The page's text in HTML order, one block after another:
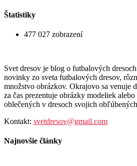
Štatistiky
477 027 zobrazení
Svet dresov je blog o futbalových
novinky zo sveta futbalových dresov,
množstvo obrázkov. Okrajovo sa venuje
za čas prezentuje obrázky modeliek
oblečených v dresoch svojich
Kontakt: svetdresov@gmail.com
Najnovšie články